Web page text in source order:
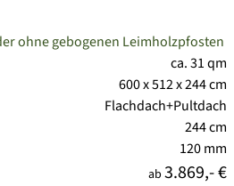
ohne gebogenen Leimholzpfosten
ca. 31 qm
600 x 512 x 244 cm
Flachdach+Pultdach
244 cm
120 mm
ab 3.869,- €